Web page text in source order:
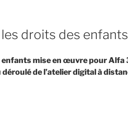
droits des enfants
mise en œuvre pour
de l’atelier digital à